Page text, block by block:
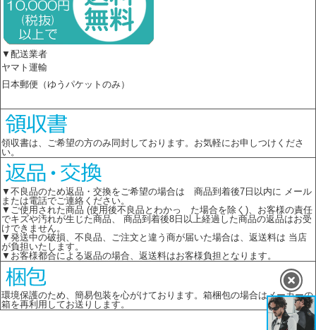
▼配送業者
ヤマト運輸
日本郵便（ゆうパケットのみ）
領収書は、ご希望の方のみ同封しております。お気軽にお申しつけくださ
い。
▼不良品のため返品・交換をご希望の場合は 商品到着後7日以内に メール
または電話でご連絡ください。
▼ご使用された商品 (使用後不良品とわかっ た場合を除く)、お客様の責任
でキズや汚れが生じた商品、 商品到着後8日以上経過した商品の返品はお受
けできません。
▼発送中の破損、不良品、ご注文と違う商が届いた場合は、返送料は 当店
が負担いたします。
▼お客様都合による返品の場合、返送料はお客様負担となります。
環境保護のため、簡易包装を心がけております。箱梱包の場合はメーカーの
箱を再利用してお送りします。